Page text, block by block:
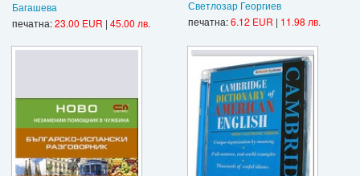
Багашева
печатна:23.00 EUR | 45.00 лв.
Светлозар Георгиев
печатна:6.12 EUR | 11.98 лв.